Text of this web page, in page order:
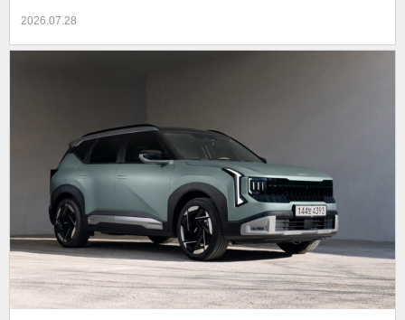
2026.07.28